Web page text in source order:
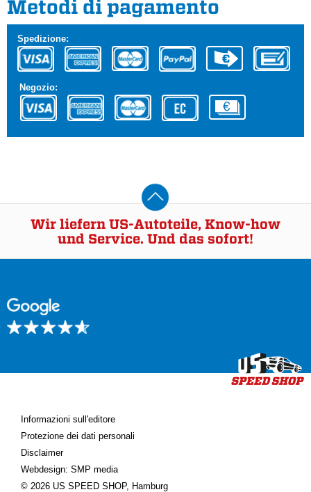
Metodi di pagamento
Spedizione:
Negozio:
Wir liefern US-Autoteile, Know-how
und Service. Und das sofort!
Informazioni sull'editore
Protezione dei dati personali
Disclaimer
Webdesign: SMP media
© 2026 US SPEED SHOP, Hamburg